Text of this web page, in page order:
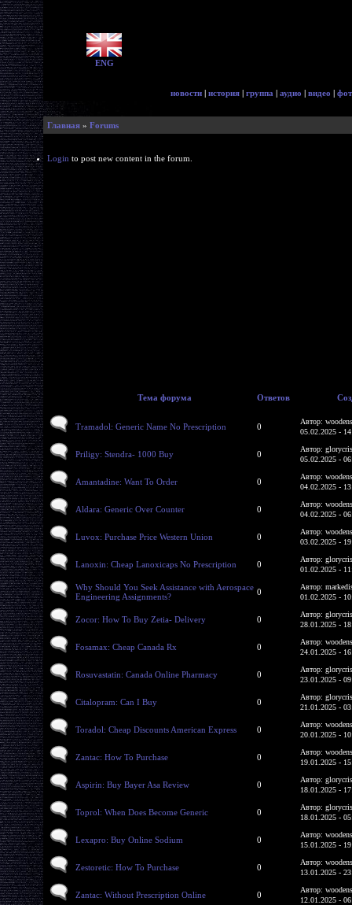
ENG
новости | история | группа | аудио | видео |
Главная » Forums
Login to post new content in the forum.
Тема форума Ответов
Tramadol: Generic Name No Prescription 0
Автор:
05.02.2025 -
Priligy: Stendra- 1000 Buy 0
Автор:
05.02.2025 -
Amantadine: Want To Order 0
Автор:
04.02.2025 -
Aldara: Generic Over Counter 0
Автор:
04.02.2025 -
Luvox: Purchase Price Western Union 0
Автор:
03.02.2025 -
Lanoxin: Cheap Lanoxicaps No Prescription 0
Автор:
01.02.2025 -
Why Should You Seek Assistance with Aerospace
Engineering Assignments?
0
Автор:
01.02.2025 -
Zocor: How To Buy Zetia- Delivery 0
Автор:
28.01.2025 -
Fosamax: Cheap Canada Rx 0
Автор:
24.01.2025 -
Rosuvastatin: Canada Online Pharmacy 0
Автор:
23.01.2025 -
Citalopram: Can I Buy 0
Автор:
21.01.2025 -
Toradol: Cheap Discounts American Express 0
Автор:
20.01.2025 -
Zantac: How To Purchase 0
Автор:
19.01.2025 -
Aspirin: Buy Bayer Asa Review 0
Автор:
18.01.2025 -
Toprol: When Does Become Generic 0
Автор:
18.01.2025 -
Lexapro: Buy Online Sodium 0
Автор:
15.01.2025 -
Zestoretic: How To Purchase 0
Автор:
13.01.2025 -
Zantac: Without Prescription Online 0
Автор:
12.01.2025 -